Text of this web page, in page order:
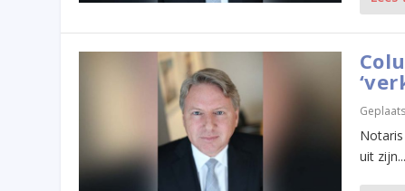
uit zijn...